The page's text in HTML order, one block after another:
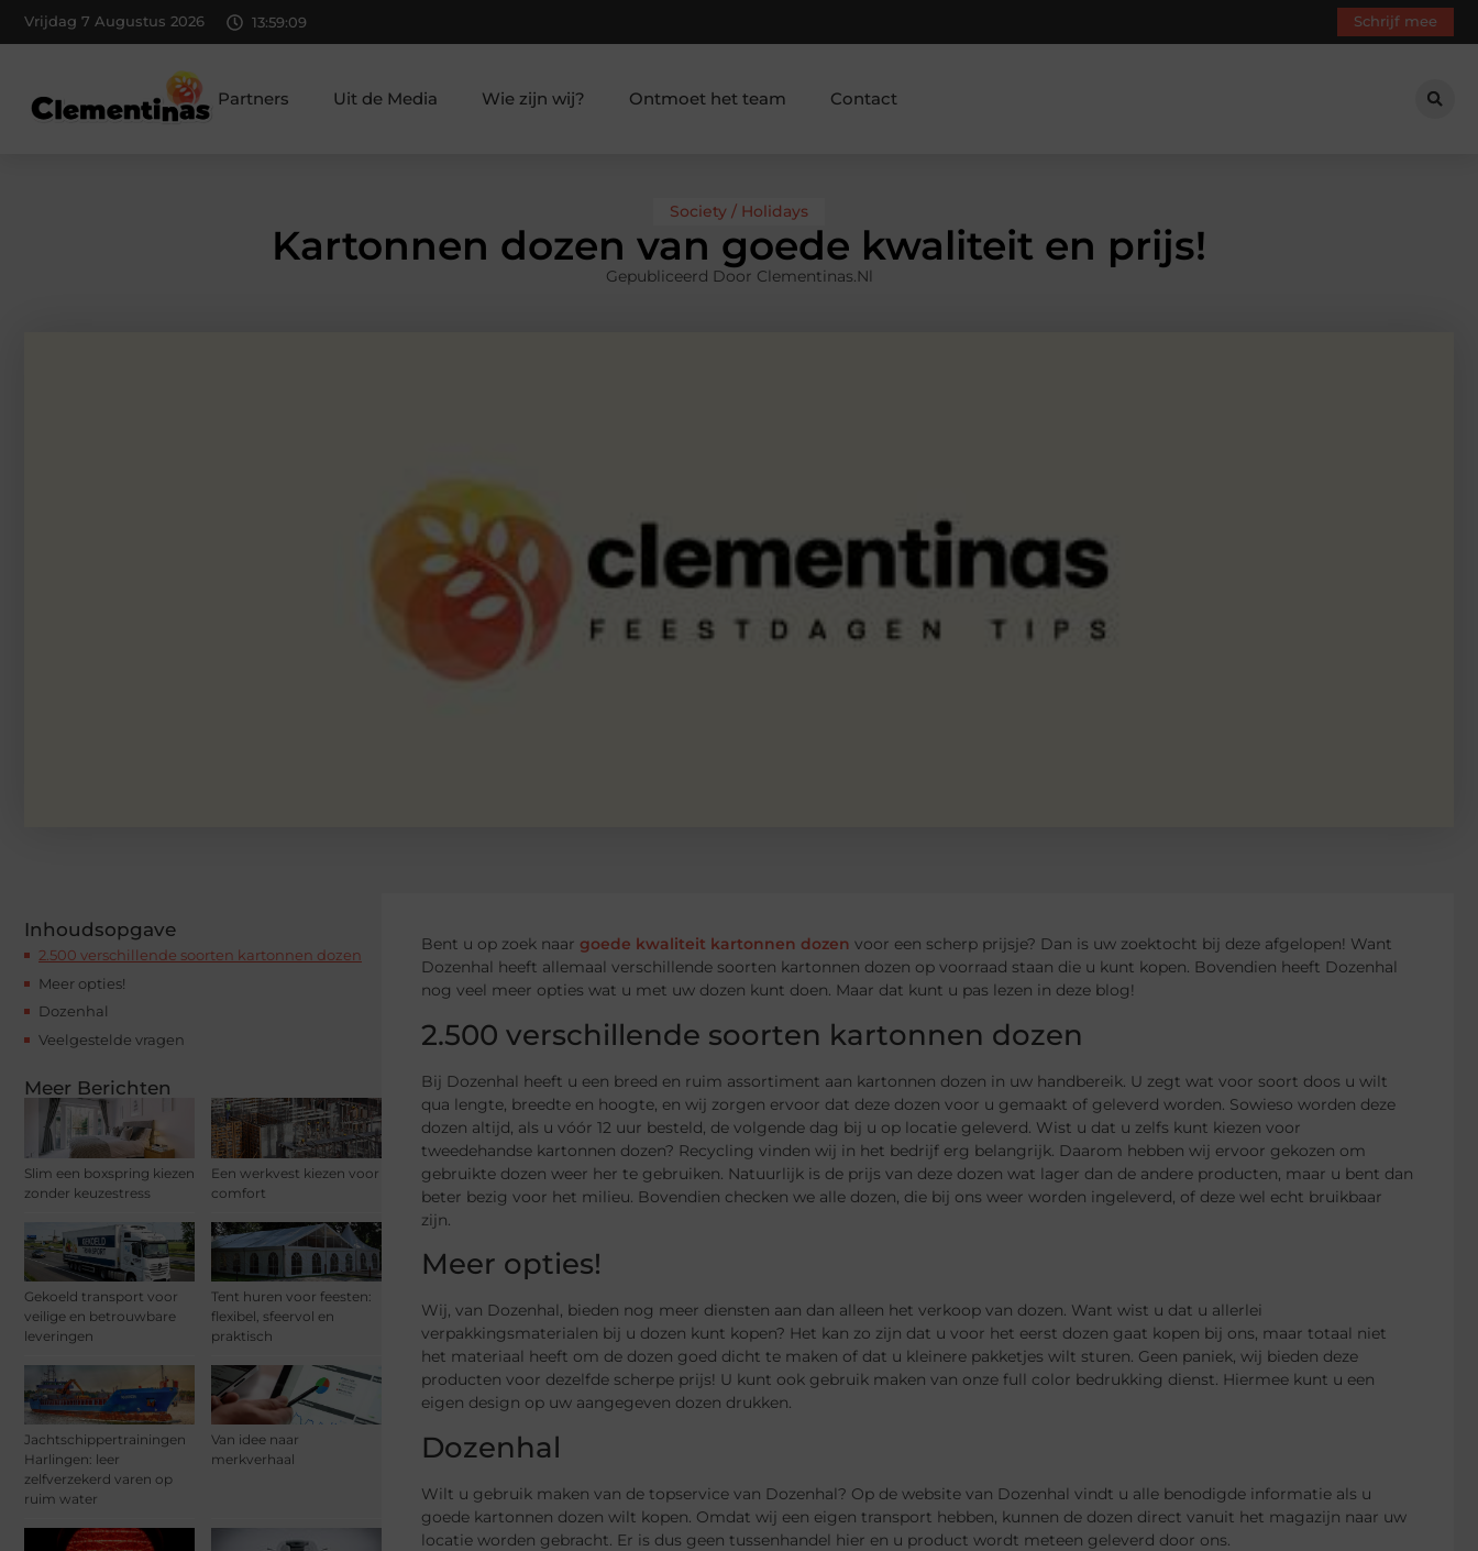
Vrijdag 7 Augustus 2026 13:59:10 Schrijf mee
Partners Uit de Media Wie zijn wij? Ontmoet het team Contact
Society / Holidays
Kartonnen dozen van goede kwaliteit en prijs!
Gepubliceerd Door Clementinas.nl
Inhoudsopgave
2.500 verschillende soorten kartonnen dozen
Meer opties!
Dozenhal
Veelgestelde vragen
Meer Berichten
Slim een boxspring kiezen
zonder keuzestress
Een werkvest kiezen voor
comfort
Gekoeld transport voor
veilige en betrouwbare
leveringen
Tent huren voor feesten:
flexibel, sfeervol en
praktisch
Jachtschippertrainingen
Harlingen: leer
zelfverzekerd varen op
ruim water
Van idee naar
merkverhaal
Bent u op zoek naar goede kwaliteit kartonnen dozen voor een scherp prijsje? Dan is uw zoektocht bij deze afgelopen! Want
Dozenhal heeft allemaal verschillende soorten kartonnen dozen op voorraad staan die u kunt kopen. Bovendien heeft Dozenhal
nog veel meer opties wat u met uw dozen kunt doen. Maar dat kunt u pas lezen in deze blog!
2.500 verschillende soorten kartonnen dozen
Bij Dozenhal heeft u een breed en ruim assortiment aan kartonnen dozen in uw handbereik. U zegt wat voor soort doos u wilt
qua lengte, breedte en hoogte, en wij zorgen ervoor dat deze dozen voor u gemaakt of geleverd worden. Sowieso worden deze
dozen altijd, als u vóór 12 uur besteld, de volgende dag bij u op locatie geleverd. Wist u dat u zelfs kunt kiezen voor
tweedehandse kartonnen dozen? Recycling vinden wij in het bedrijf erg belangrijk. Daarom hebben wij ervoor gekozen om
gebruikte dozen weer her te gebruiken. Natuurlijk is de prijs van deze dozen wat lager dan de andere producten, maar u bent dan
beter bezig voor het milieu. Bovendien checken we alle dozen, die bij ons weer worden ingeleverd, of deze wel echt bruikbaar
zijn.
Meer opties!
Wij, van Dozenhal, bieden nog meer diensten aan dan alleen het verkoop van dozen. Want wist u dat u allerlei
verpakkingsmaterialen bij u dozen kunt kopen? Het kan zo zijn dat u voor het eerst dozen gaat kopen bij ons, maar totaal niet
het materiaal heeft om de dozen goed dicht te maken of dat u kleinere pakketjes wilt sturen. Geen paniek, wij bieden deze
producten voor dezelfde scherpe prijs! U kunt ook gebruik maken van onze full color bedrukking dienst. Hiermee kunt u een
eigen design op uw aangegeven dozen drukken.
Dozenhal
Wilt u gebruik maken van de topservice van Dozenhal? Op de website van Dozenhal vindt u alle benodigde informatie als u
goede kartonnen dozen wilt kopen. Omdat wij een eigen transport hebben, kunnen de dozen direct vanuit het magazijn naar uw
locatie worden gebracht. Er is dus geen tussenhandel hier en u product wordt meteen geleverd door ons.